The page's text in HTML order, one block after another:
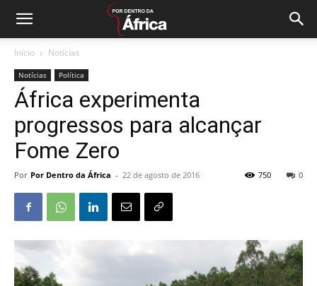
Início Notícias
Notícias Política
África experimenta
progressos para alcançar
Fome Zero
Por Por Dentro da África - 22 de agosto de 2016 0
750